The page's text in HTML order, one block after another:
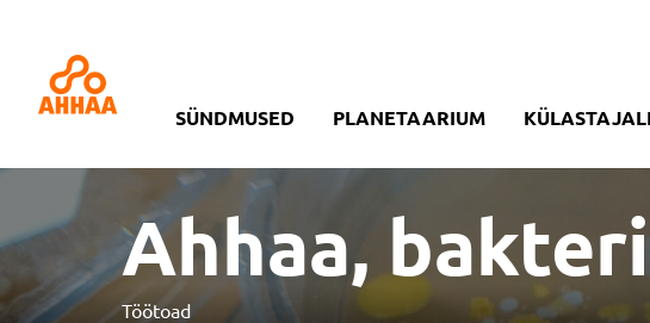
SÜNDMUSED PLANETAARIUM
Ahhaa,
Töötoad